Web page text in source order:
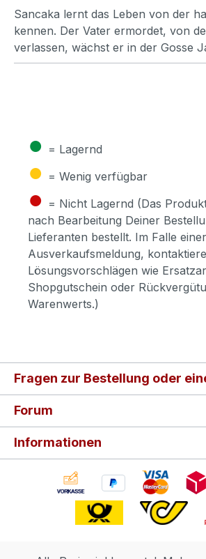
Sancaka lernt das Leben von der
kennen. Der Vater ermordet, von
verlassen, wächst er in der Gosse
● = Lagernd
● = Wenig verfügbar
● = Nicht Lagernd (Das
nach Bearbeitung Deiner
Lieferanten bestellt. Im Falle einer
Ausverkaufsmeldung,
Lösungsvorschlägen wie
Shopgutschein oder
Warenwerts.)
Fragen zur Bestellung oder
Forum
Informationen